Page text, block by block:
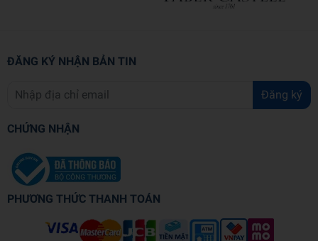
ĐĂNG KÝ NHẬN BẢN TIN
Đăng ký
CHỨNG NHẬN
PHƯƠNG THỨC THANH TOÁN